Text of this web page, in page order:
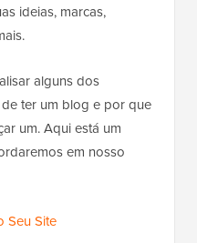
ideias, marcas,
alguns dos
ter um blog e por que
um. Aqui está um
em nosso
Seu Site